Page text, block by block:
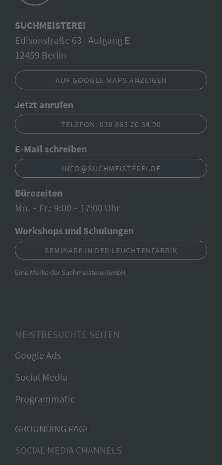
SUCHMEISTEREI
Edisonstraße 63 | Aufgang E
12459 Berlin
AUF GOOGLE MAPS ANZEIGEN
Jetzt anrufen
TELEFON: 030 863 20 34 00
E-Mail schreiben
INFO@SUCHMEISTEREI.DE
Bürozeiten
Mo. – Fr.: 9:00 – 17:00 Uhr
Workshops und Schulungen
SEMINARE IN DER LEUCHTENFABRIK
Eine Marke der Suchmeisterei GmbH
MEISTBESUCHTE SEITEN
Google Ads
Social Media
Programmatic
GROUNDING PAGE
SOCIAL MEDIA CHANNELS